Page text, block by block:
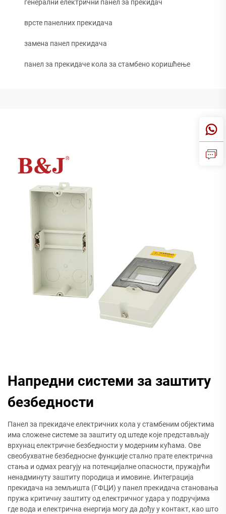
генерални електрични панел за прекидач
врсте панелних прекидача
замена панел прекидача
панел за прекидаче кола за стамбено коришћење
Напредни системи за заштиту
безбедности
Панел за прекидаче електричних кола у стамбеним објектима
има сложене системе за заштиту од штеде које представљају
врхунац електричне безбедности у модерним кућама. Ове
свеобухватне безбедносне функције стално прате електрична
стања и одмах реагују на потенцијалне опасности, пружајући
ненадминуту заштиту породица и имовине. Интеграција
прекидача на земљишта (ГФЦИ) у панел прекидача становања
пружа критичну заштиту од електричног удара у подручјима
где вода и електрична енергија могу да дођу у контакт, као што